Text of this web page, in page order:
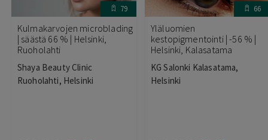
79
Kulmakarvojen microblading
| säästä 66 % | Helsinki,
Ruoholahti
Shaya Beauty Clinic
Ruoholahti, Helsinki
66
Yläluomien
kestopigmentointi | -56 % |
Helsinki, Kalasatama
KG Salonki Kalasatama,
Helsinki